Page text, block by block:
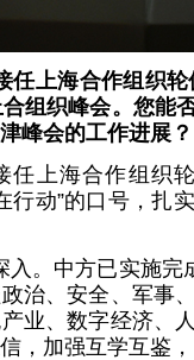
任上海合作组织
组织峰会。您能
峰会的工作进展？
任上海合作组织
行动”的口号，扎
入。中方已实施
治、安全、军事
业、数字经济、
，加强互学互鉴